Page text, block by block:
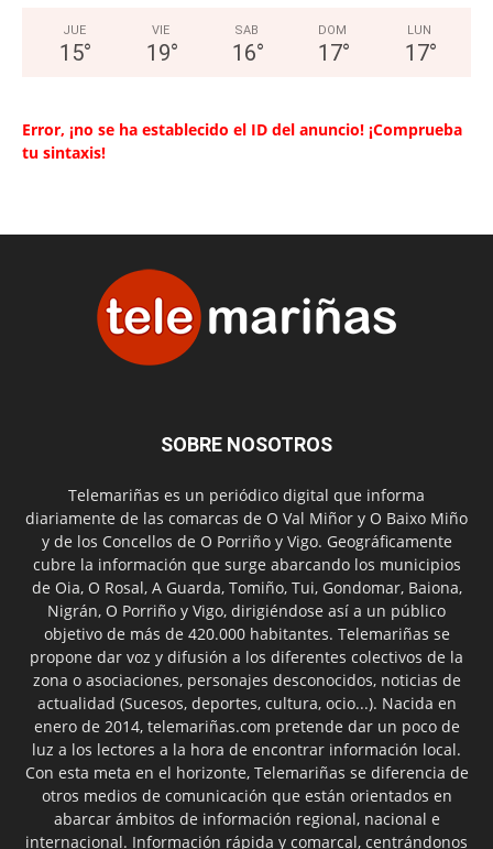
JUE
15°
VIE
19°
SAB
16°
DOM
17°
LUN
17°
Error, ¡no se ha establecido el ID del anuncio! ¡Comprueba
tu sintaxis!
SOBRE NOSOTROS
Telemariñas es un periódico digital que informa
diariamente de las comarcas de O Val Miñor y O Baixo Miño
y de los Concellos de O Porriño y Vigo. Geográficamente
cubre la información que surge abarcando los municipios
de Oia, O Rosal, A Guarda, Tomiño, Tui, Gondomar, Baiona,
Nigrán, O Porriño y Vigo, dirigiéndose así a un público
objetivo de más de 420.000 habitantes. Telemariñas se
propone dar voz y difusión a los diferentes colectivos de la
zona o asociaciones, personajes desconocidos, noticias de
actualidad (Sucesos, deportes, cultura, ocio...). Nacida en
enero de 2014, telemariñas.com pretende dar un poco de
luz a los lectores a la hora de encontrar información local.
Con esta meta en el horizonte, Telemariñas se diferencia de
otros medios de comunicación que están orientados en
abarcar ámbitos de información regional, nacional e
internacional. Información rápida y comarcal, centrándonos